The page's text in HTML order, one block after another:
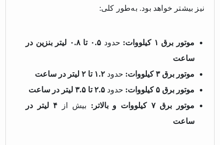
نیز بیشتر خواهد بود. به‌طور کلی:
موتور برق ۱ کیلووات: حدود
۰.۵ تا ۰.۸ لیتر بنزین در
ساعت
موتور برق ۳ کیلووات:
حدود ۱.۲ تا ۲ لیتر در ساعت
موتور برق ۵ کیلووات:
حدود ۲.۵ تا ۳.۵ لیتر در ساعت
موتور برق ۷ کیلووات و بالاتر:
بیش از
۴ لیتر در
ساعت